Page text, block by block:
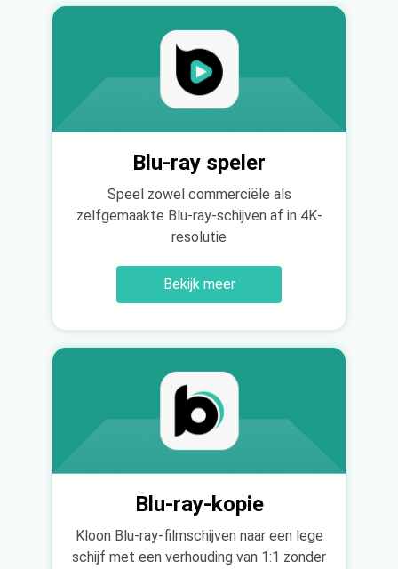
Blu-ray speler
Speel zowel commerciële als
zelfgemaakte Blu-ray-schijven af in 4K-
resolutie
Bekijk meer
Blu-ray-kopie
Kloon Blu-ray-filmschijven naar een lege
schijf met een verhouding van 1:1 zonder